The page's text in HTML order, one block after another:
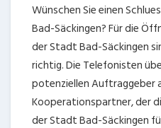
Wünschen Sie einen
Bad-Säckingen? Für die
der Stadt Bad-Säckingen
richtig. Die Telefonisten
potenziellen Auftraggeber
Kooperationspartner, der
der Stadt Bad-Säckingen